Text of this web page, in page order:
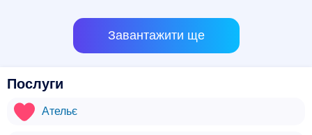
Завантажити ще
Послуги
Ательє